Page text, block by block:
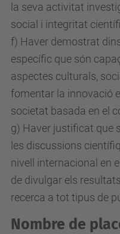
la seva activitat
social i integritat
f) Haver demostrat
específic que són
aspectes culturals,
fomentar la innovació
societat basada en el
g) Haver justificat que
les discussions
nivell internacional en
de divulgar els
recerca a tot tipus de
Nombre de